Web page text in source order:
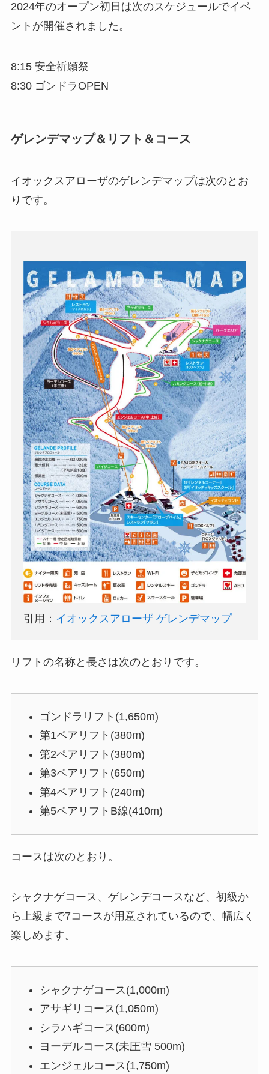
2024年のオープン初日は次のスケジュールでイベ
ントが開催されました。
8:15 安全祈願祭
8:30 ゴンドラOPEN
ゲレンデマップ＆リフト＆コース
イオックスアローザのゲレンデマップは次のとお
りです。
引用： イオックスアローザ ゲレンデマップ
リフトの名称と長さは次のとおりです。
ゴンドラリフト(1,650m)
第1ペアリフト(380m)
第2ペアリフト(380m)
第3ペアリフト(650m)
第4ペアリフト(240m)
第5ペアリフトB線(410m)
コースは次のとおり。
シャクナゲコース、ゲレンデコースなど、初級か
ら上級まで7コースが用意されているので、幅広く
楽しめます。
シャクナゲコース(1,000m)
アサギリコース(1,050m)
シラハギコース(600m)
ヨーデルコース(未圧雪 500m)
エンジェルコース(1,750m)